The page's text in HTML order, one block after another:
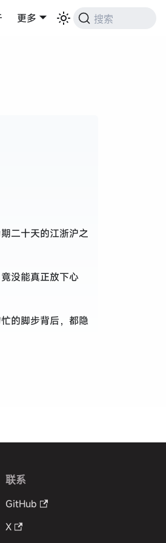
更多 搜索
二十天的江浙沪之
没能真正放下心
的脚步背后，都隐
联系
GitHub
X